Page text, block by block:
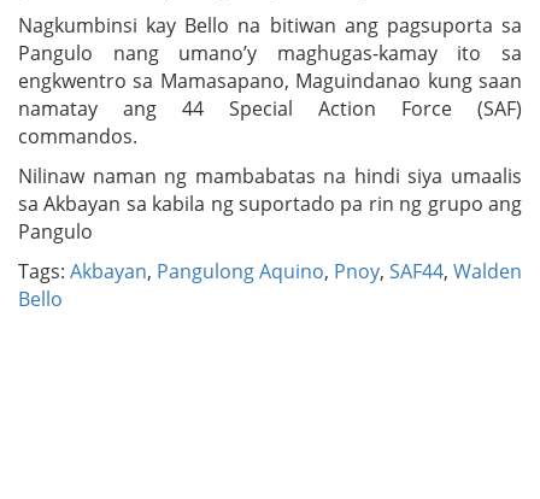
Nagkumbinsi kay Bello na bitiwan ang pagsuporta sa
Pangulo nang umano’y maghugas-kamay ito sa
engkwentro sa Mamasapano, Maguindanao kung saan
namatay ang 44 Special Action Force (SAF)
commandos.
Nilinaw naman ng mambabatas na hindi siya umaalis
sa Akbayan sa kabila ng suportado pa rin ng grupo ang
Pangulo
Tags: Akbayan, Pangulong Aquino, Pnoy, SAF44, Walden
Bello